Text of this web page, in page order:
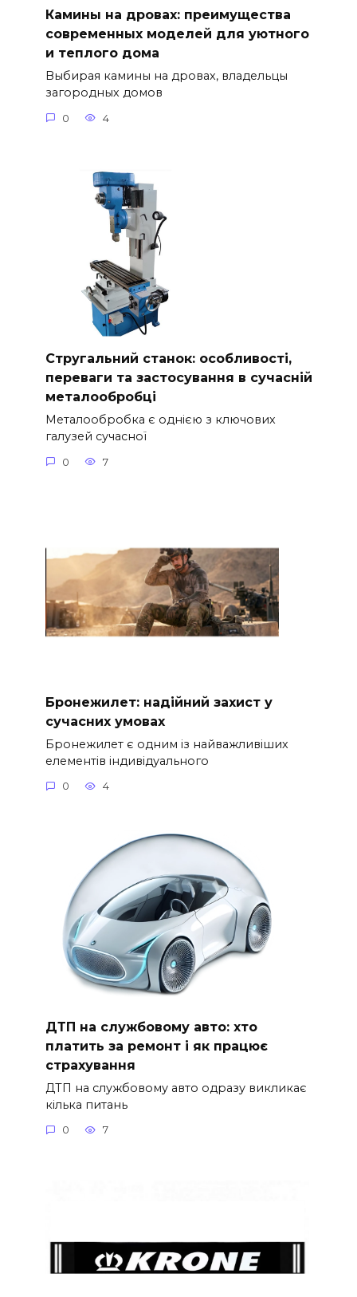
Камины на дровах: преимущества
современных моделей для уютного
и теплого дома
Выбирая камины на дровах, владельцы
загородных домов
0 4
Стругальний станок: особливості,
переваги та застосування в сучасній
металообробці
Металообробка є однією з ключових
галузей сучасної
0 7
Бронежилет: надійний захист у
сучасних умовах
Бронежилет є одним із найважливіших
елементів індивідуального
0 4
ДТП на службовому авто: хто
платить за ремонт і як працює
страхування
ДТП на службовому авто одразу викликає
кілька питань
0 7